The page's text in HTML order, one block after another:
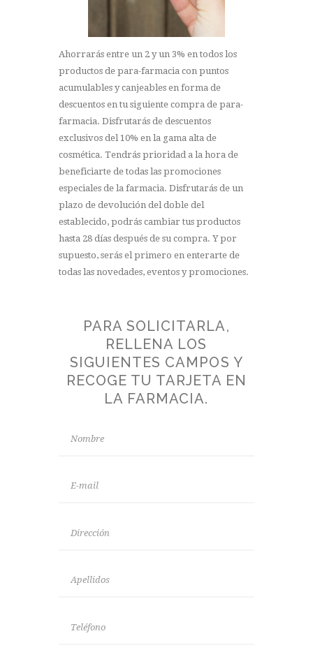
Ahorrarás entre un 2 y un 3% en todos los
productos de para-farmacia con puntos
acumulables y canjeables en forma de
descuentos en tu siguiente compra de para-
farmacia. Disfrutarás de descuentos
exclusivos del 10% en la gama alta de
cosmética. Tendrás prioridad a la hora de
beneficiarte de todas las promociones
especiales de la farmacia. Disfrutarás de un
plazo de devolución del doble del
establecido, podrás cambiar tus productos
hasta 28 días después de su compra. Y por
supuesto, serás el primero en enterarte de
todas las novedades, eventos y promociones.
PARA SOLICITARLA,
RELLENA LOS
SIGUIENTES CAMPOS Y
RECOGE TU TARJETA EN
LA FARMACIA.